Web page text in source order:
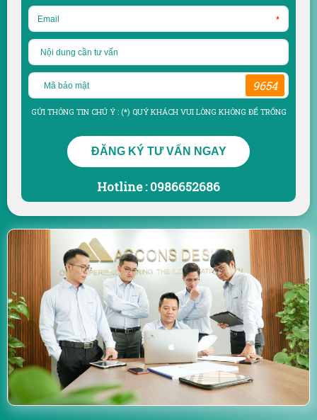
*
9654
GỬI THÔNG TIN CHÚ Ý : (*) QUÝ KHÁCH VUI LÒNG KHÔNG ĐỂ TRỐNG
ĐĂNG KÝ TƯ VẤN NGAY
Hotline : 0986652686